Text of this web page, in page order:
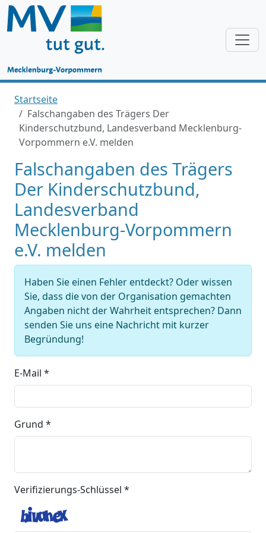
Startseite
Falschangaben des Trägers Der
Kinderschutzbund, Landesverband Mecklenburg-
Vorpommern e.V. melden
Falschangaben des Trägers
Der Kinderschutzbund,
Landesverband
Mecklenburg-Vorpommern
e.V. melden
Haben Sie einen Fehler entdeckt? Oder wissen
Sie, dass die von der Organisation gemachten
Angaben nicht der Wahrheit entsprechen? Dann
senden Sie uns eine Nachricht mit kurzer
Begründung!
E-Mail *
Grund *
Verifizierungs-Schlüssel *